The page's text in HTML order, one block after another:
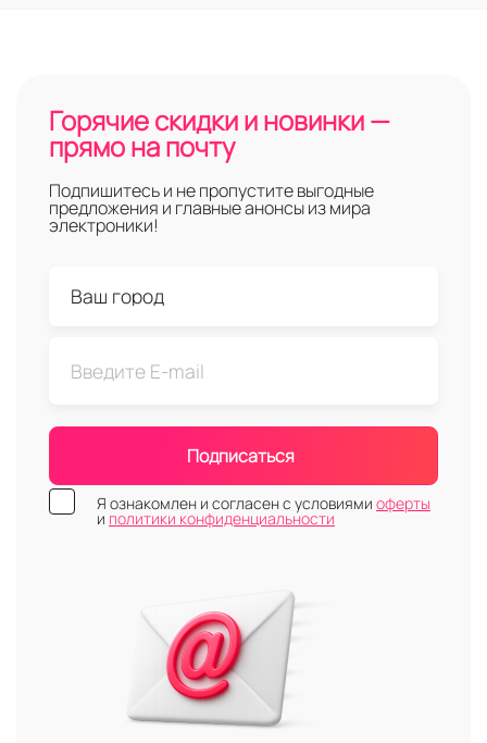
Горячие скидки и новинки —
прямо на почту
Подпишитесь и не пропустите выгодные
предложения и главные анонсы из мира
электроники!
Подписаться
Я ознакомлен и согласен с условиями оферты
и политики конфиденциальности